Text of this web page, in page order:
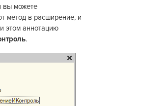
вы можете
метод в расширение, и
этом аннотацию
.